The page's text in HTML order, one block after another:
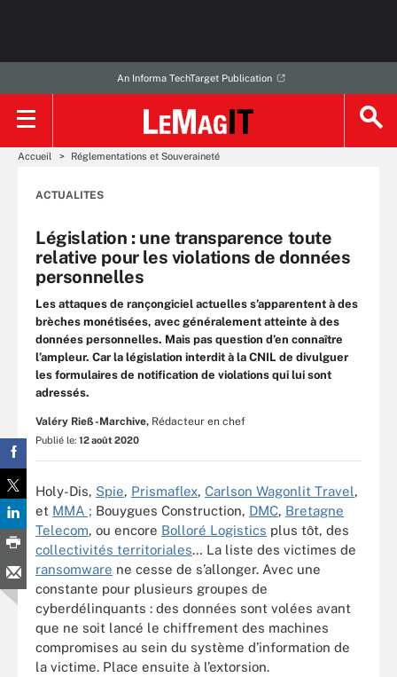
An Informa TechTarget Publication
Accueil Réglementations et Souveraineté
ACTUALITES
Législation : une transparence toute
relative pour les violations de données
personnelles
Les attaques de rançongiciel actuelles s’apparentent à des
brèches monétisées, avec généralement atteinte à des
données personnelles. Mais pas question d’en connaître
l’ampleur. Car la législation interdit à la CNIL de divulguer
les formulaires de notification de violations qui lui sont
adressés.
Valéry Rieß-Marchive, Rédacteur en chef
Publié le: 12 août 2020
Holy-Dis, Spie, Prismaflex, Carlson Wagonlit Travel,
et MMA ; Bouygues Construction, DMC, Bretagne
Telecom, ou encore Bolloré Logistics plus tôt, des
collectivités territoriales… La liste des victimes de
ransomware ne cesse de s’allonger. Avec une
constante pour plusieurs groupes de
cyberdélinquants : des données sont volées avant
que ne soit lancé le chiffrement des machines
compromises au sein du système d’information de
la victime. Place ensuite à l’extorsion.